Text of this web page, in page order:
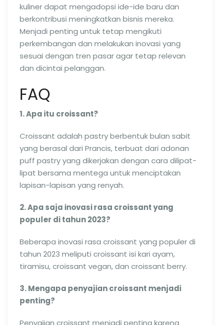
kuliner dapat mengadopsi ide-ide baru dan
berkontribusi meningkatkan bisnis mereka.
Menjadi penting untuk tetap mengikuti
perkembangan dan melakukan inovasi yang
sesuai dengan tren pasar agar tetap relevan
dan dicintai pelanggan.
FAQ
1. Apa itu croissant?
Croissant adalah pastry berbentuk bulan sabit
yang berasal dari Prancis, terbuat dari adonan
puff pastry yang dikerjakan dengan cara dilipat-
lipat bersama mentega untuk menciptakan
lapisan-lapisan yang renyah.
2. Apa saja inovasi rasa croissant yang
populer di tahun 2023?
Beberapa inovasi rasa croissant yang populer di
tahun 2023 meliputi croissant isi kari ayam,
tiramisu, croissant vegan, dan croissant berry.
3. Mengapa penyajian croissant menjadi
penting?
Penyajian croissant menjadi penting karena